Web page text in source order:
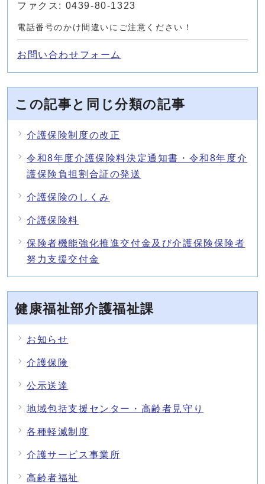
ファクス: 0439-80-1323
電話番号のかけ間違いにご注意ください！
お問い合わせフォーム
この記事と同じ分類の記事
介護保険制度の改正
令和8年度介護保険料決定通知書・令和8年度介
護保険負担割合証の発送
介護保険のしくみ
介護保険料
保険者機能強化推進交付金及び介護保険保険者
努力支援交付金
健康福祉部介護福祉課
お知らせ
介護保険
公示送達
地域包括支援センター・高齢者見守り
各種軽減制度
介護サービス事業所
高齢者福祉